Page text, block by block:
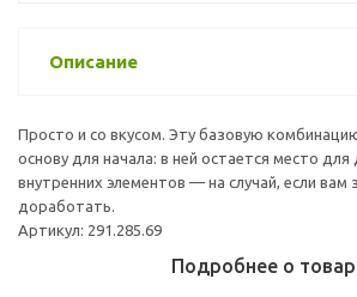
Описание
Просто и со вкусом. Эту базовую
основу для начала: в ней остается место
внутренних элементов — на случай, если вам
доработать.
Артикул: 291.285.69
Подробнее о